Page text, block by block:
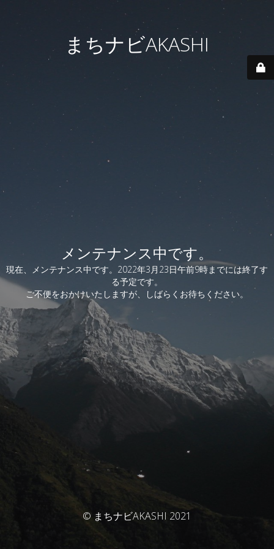
まちナビAKASHI
メンテナンス中です。
現在、メンテナンス中です。2022年3月23日午前9時までには終了す
る予定です。
ご不便をおかけいたしますが、しばらくお待ちください。
© まちナビAKASHI 2021